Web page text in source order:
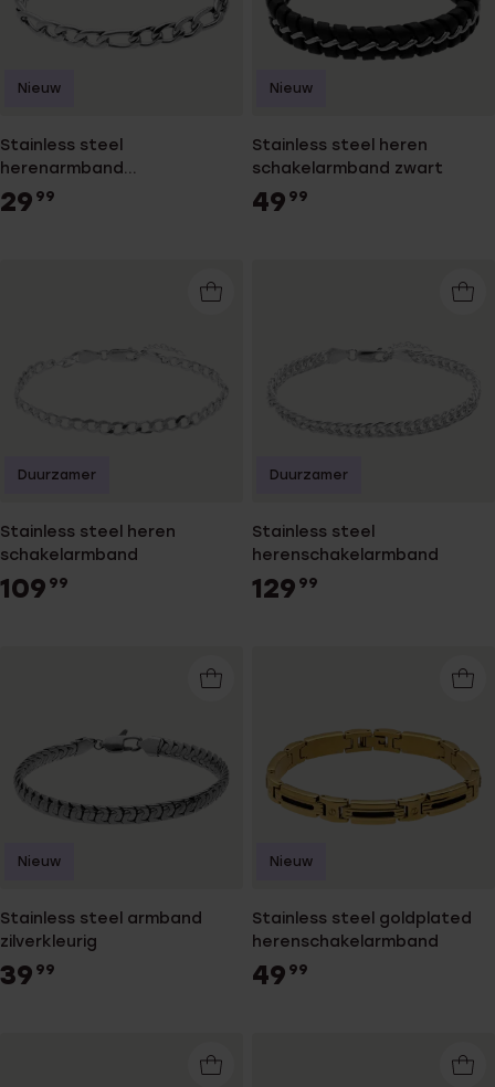
Stainless steel
herenarmband
gourmetschakel
29 99
Nieuw
Stainless steel heren
schakelarmband zwart
49 99
Nieuw
Stainless steel heren
schakelarmband
109 99
Duurzamer
Stainless steel
herenschakelarmband
129 99
Duurzamer
Stainless steel armband
zilverkleurig
39 99
Nieuw
Stainless steel goldplated
herenschakelarmband
49 99
Nieuw